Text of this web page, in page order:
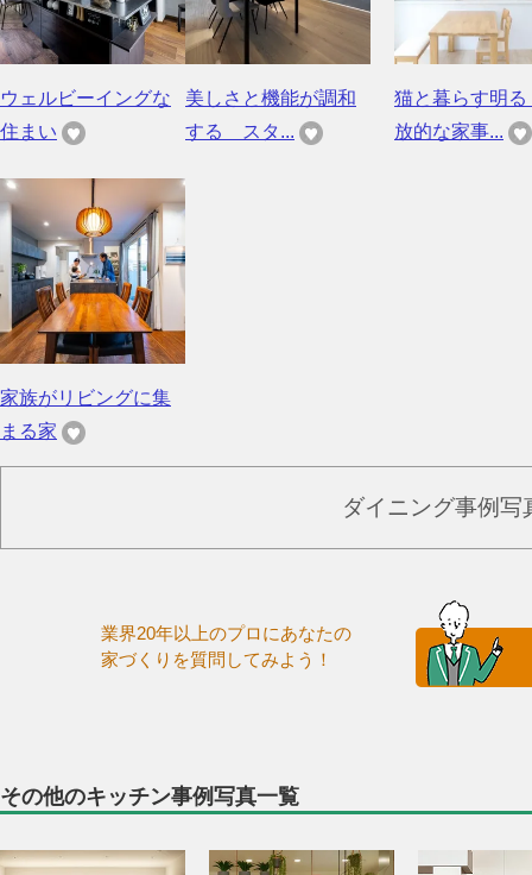
ウェルビーイングな
住まい
美しさと機能が調和
する スタ...
猫と暮らす明る
放的な家事...
家族がリビングに集
まる家
ダイニング事例写
業界20年以上のプロにあなたの
家づくりを質問してみよう！
その他のキッチン事例写真一覧